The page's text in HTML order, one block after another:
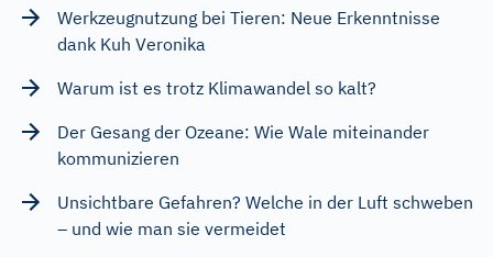
Werkzeugnutzung bei Tieren: Neue Erkenntnisse
dank Kuh Veronika
Warum ist es trotz Klimawandel so kalt?
Der Gesang der Ozeane: Wie Wale miteinander
kommunizieren
Unsichtbare Gefahren? Welche in der Luft schweben
– und wie man sie vermeidet